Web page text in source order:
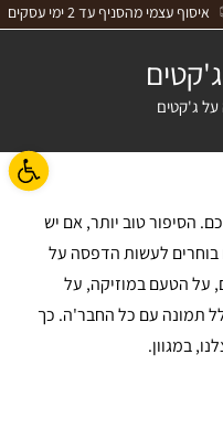
איסוף עצמי מהסניף עד 2 ימי עסקים
ג'קטים
הסיפור טוב יותר, אם יש
לעשות הדפסה על
על הטעם במוזיקה, על
תמונה עם כל החבר'ה. כך
במגוון.
פתח